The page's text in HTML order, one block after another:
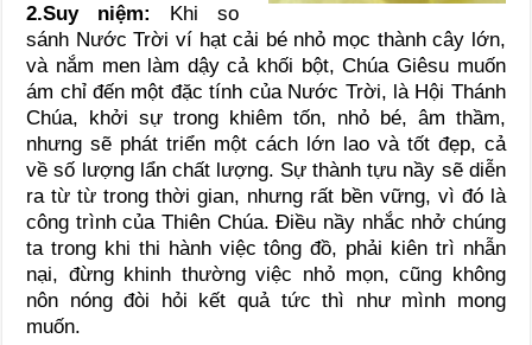
2.Suy niệm:
Khi so
sánh Nước Trời ví hạt cải bé nhỏ mọc thành cây lớn,
và nắm men làm dậy cả khối bột, Chúa Giêsu muốn
ám chỉ đến một đặc tính của Nước Trời, là Hội Thánh
Chúa, khởi sự trong khiêm tốn, nhỏ bé, âm thầm,
nhưng sẽ phát triển một cách lớn lao và tốt đẹp, cả
về số lượng lẩn chất lượng. Sự thành tựu nầy sẽ diễn
ra từ từ trong thời gian, nhưng rất bền vững, vì đó là
công trình của Thiên Chúa. Điều nầy nhắc nhở chúng
ta trong khi thi hành việc tông đồ, phải kiên trì nhẫn
nại, đừng khinh thường việc nhỏ mọn, cũng không
nôn nóng đòi hỏi kết quả tức thì như mình mong
muốn.